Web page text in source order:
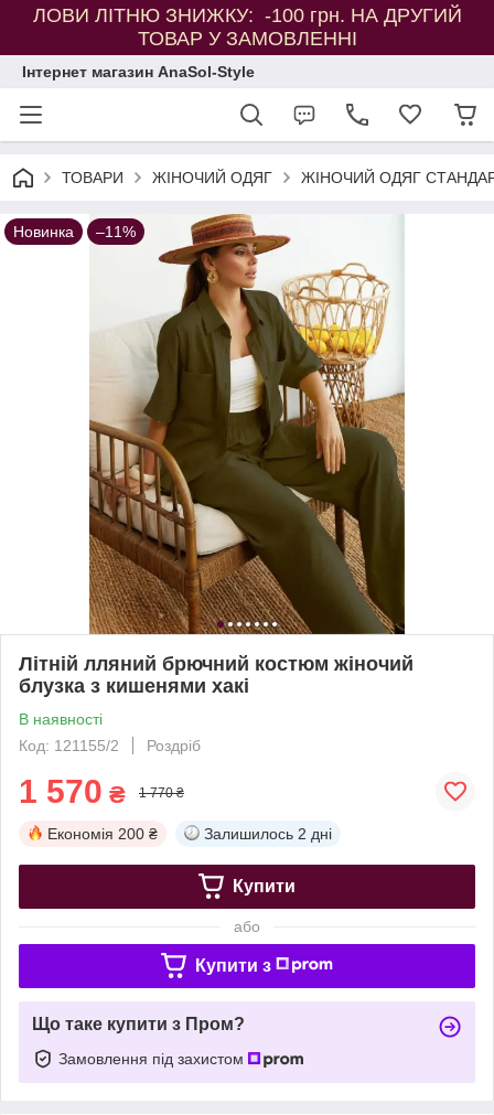
ЛОВИ ЛІТНЮ ЗНИЖКУ: -100 грн. НА ДРУГИЙ
ТОВАР У ЗАМОВЛЕННІ
Інтернет магазин AnaSol-Style
ТОВАРИ ЖІНОЧИЙ ОДЯГ ЖІНОЧИЙ ОДЯГ
Новинка –11%
Літній лляний брючний костюм жіночий
блузка з кишенями хакі
В наявності
Код: 121155/2
Роздріб
1 570 ₴ 1 770 ₴
Економія 200 ₴ Залишилось 2 дні
Купити
або
Купити з
Що таке купити з Пром?
Замовлення під захистом